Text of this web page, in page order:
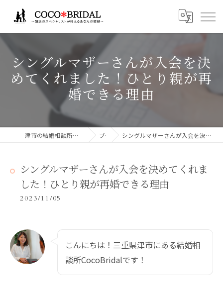
シングルマザーさんが入会を決
めてくれました！ひとり親が再
婚できる理由
津市の結婚相談所ならCocoBridalココブライダル ブログ シングルマザーさんが入会を決めてくれました！ひとり親が再婚できる理由
シングルマザーさんが入会を決めてくれま
した！ひとり親が再婚できる理由
2023/11/05
こんにちは！三重県津市にある結婚相
談所CocoBridalです！